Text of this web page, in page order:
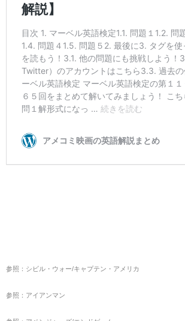
参照：シビル・ウォー/キャプテン・アメリカ
参照：アイアンマン